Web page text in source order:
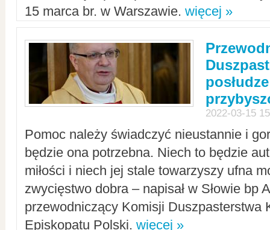
15 marca br. w Warszawie. więcej »
2022-03-15
Pomoc należy świadczyć nieustannie i
będzie ona potrzebna. Niech to będzie
miłości i niech jej stale towarzyszy ufna
zwycięstwo dobra – napisał w Słowie bp
przewodniczący Komisji Duszpasterstwa
Episkopatu Polski. więcej »